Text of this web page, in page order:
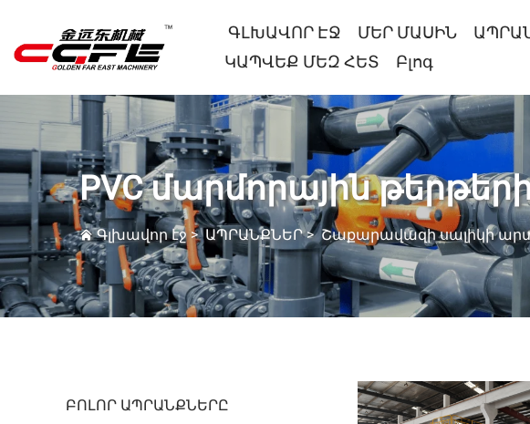
ԳԼԽԱՎՈՐ ԷՋ ՄԵՐ ՄԱՍԻՆ
ԿԱՊՎԵՔ ՄԵԶ ՀԵՏ
Բլոգ
PVC մարմորային
Գլխավոր էջ >ԱՊՐԱՆՔՆԵՐ>Շաքարավազի սալիկի
ԲՈԼՈՐ ԱՊՐԱՆՔՆԵՐԸ